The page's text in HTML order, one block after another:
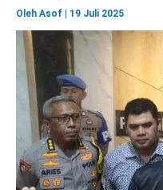
Oleh Asof 19 Juli 2025